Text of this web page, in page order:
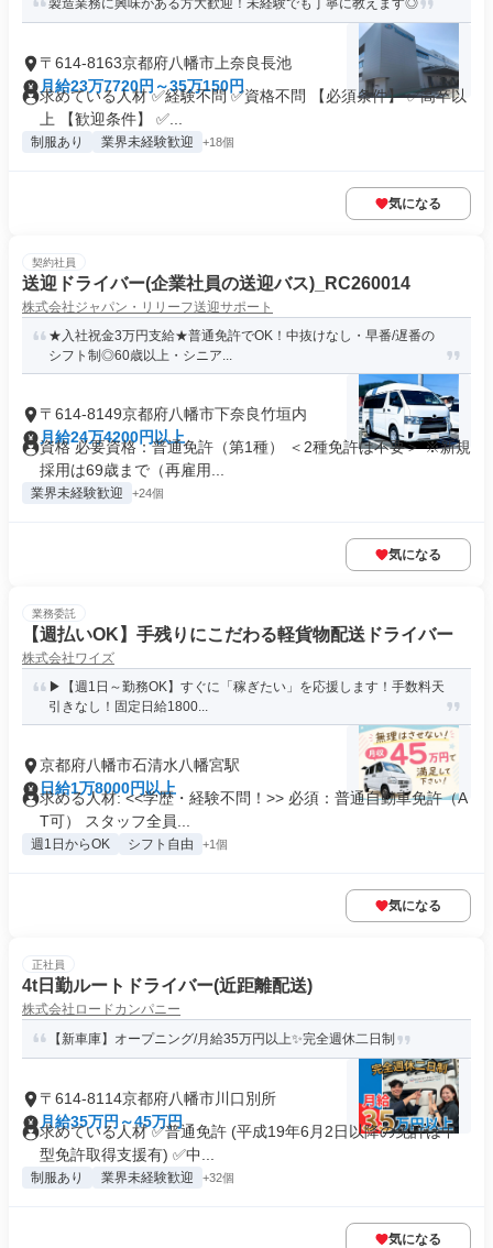
製造業務に興味がある方大歓迎！未経験でも丁寧に教えます◎
〒614-8163京都府八幡市上奈良長池
月給23万7720円～35万150円
求めている人材 ✅経験不問 ✅資格不問 【必須条件】 ✅高卒以
上 【歓迎条件】 ✅...
制服あり 業界未経験歓迎 +18個
気になる
契約社員
送迎ドライバー(企業社員の送迎バス)_RC260014
株式会社ジャパン・リリーフ送迎サポート
★入社祝金3万円支給★普通免許でOK！中抜けなし・早番/遅番の
シフト制◎60歳以上・シニア...
〒614-8149京都府八幡市下奈良竹垣内
月給24万4200円以上
資格 必要資格：普通免許（第1種） ＜2種免許は不要＞ ※新規
採用は69歳まで（再雇用...
業界未経験歓迎 +24個
気になる
業務委託
【週払いOK】手残りにこだわる軽貨物配送ドライバー
株式会社ワイズ
▶【週1日～勤務OK】すぐに「稼ぎたい」を応援します！手数料天
引きなし！固定日給1800...
京都府八幡市石清水八幡宮駅
日給1万8000円以上
求める人材: <<学歴・経験不問！>> 必須：普通自動車免許（A
T可） スタッフ全員...
週1日からOK シフト自由 +1個
気になる
正社員
4t日勤ルートドライバー(近距離配送)
株式会社ロードカンパニー
【新車庫】オープニング/月給35万円以上✨完全週休二日制
〒614-8114京都府八幡市川口別所
月給35万円～45万円
求めている人材 ✅普通免許 (平成19年6月2日以降の免許は中
型免許取得支援有) ✅中...
制服あり 業界未経験歓迎 +32個
気になる